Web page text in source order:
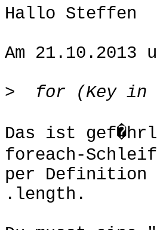
Hallo Steffen
Am
>
Das ist
foreach-
per Definition
.length.